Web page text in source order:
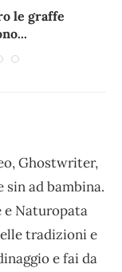
le graffe
Ghostwriter,
ad bambina.
e Naturopata
tradizioni e
e fai da